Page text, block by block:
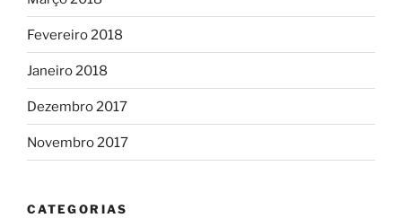
Fevereiro 2018
Janeiro 2018
Dezembro 2017
Novembro 2017
CATEGORIAS